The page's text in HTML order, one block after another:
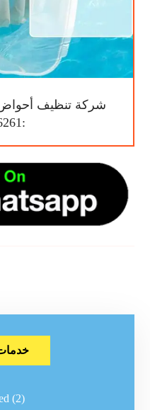
شركة تنظيف أحواض
:0507036261
(2)